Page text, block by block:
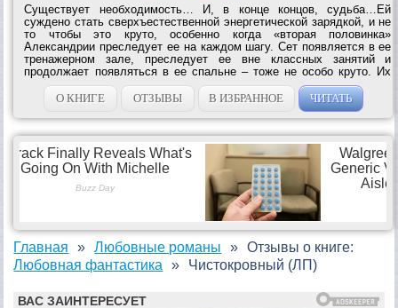
Существует необходимость… И, в конце концов, судьба…Ей
суждено стать сверхъестественной энергетической зарядкой, и не
то чтобы это круто, особенно когда «вторая половинка»
Александрии преследует ее на каждом шагу. Сет появляется в ее
тренажерном зале, преследует ее вне классных занятий и
продолжает появляться в ее спальне – тоже не особо круто. Их
связь, конечно, имеет некоторые преимущества, например,
помогает справиться с...
О КНИГЕ ОТЗЫВЫ В ИЗБРАННОЕ ЧИТАТЬ
Главная
Любовные романы
Любовная фантастика
Отзывы о книге:
Чистокровный (ЛП)